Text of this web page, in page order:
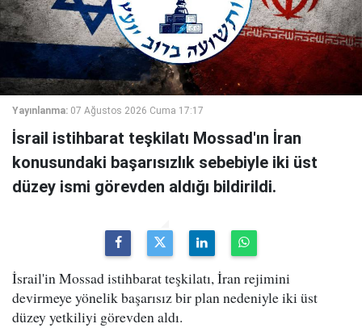
Yayınlanma: 07 Ağustos 2026 Cuma 17:17
İsrail istihbarat teşkilatı Mossad'ın İran
konusundaki başarısızlık sebebiyle iki üst
düzey ismi görevden aldığı bildirildi.
İsrail'in Mossad istihbarat teşkilatı, İran rejimini
devirmeye yönelik başarısız bir plan nedeniyle iki üst
düzey yetkiliyi görevden aldı.